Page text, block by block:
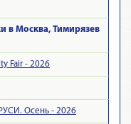
в Москва, Тимирязев
Fair - 2026
Осень - 2026